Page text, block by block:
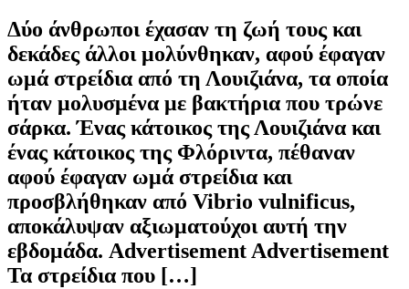
Δύο άνθρωποι έχασαν τη ζωή τους και
δεκάδες άλλοι μολύνθηκαν, αφού έφαγαν
ωμά στρείδια από τη Λουιζιάνα, τα οποία
ήταν μολυσμένα με βακτήρια που τρώνε
σάρκα. Ένας κάτοικος της Λουιζιάνα και
ένας κάτοικος της Φλόριντα, πέθαναν
αφού έφαγαν ωμά στρείδια και
προσβλήθηκαν από Vibrio vulnificus,
αποκάλυψαν αξιωματούχοι αυτή την
εβδομάδα. Advertisement Advertisement
Τα στρείδια που […]